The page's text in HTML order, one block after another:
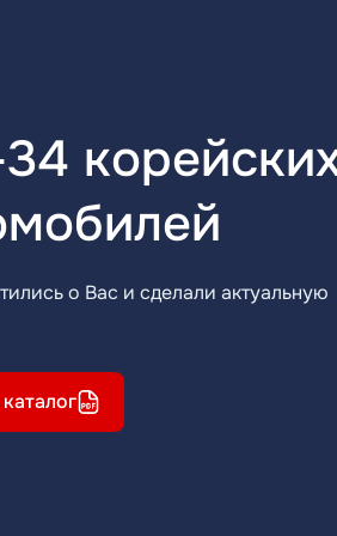
о Вас и сделали актуальную